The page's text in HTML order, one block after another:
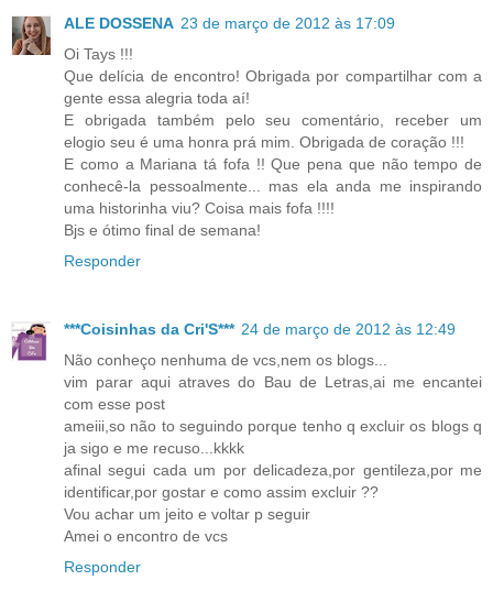
ALE DOSSENA 23 de março de 2012 às 17:09
Oi Tays !!!
Que delícia de encontro! Obrigada por compartilhar com a
gente essa alegria toda aí!
E obrigada também pelo seu comentário, receber um
elogio seu é uma honra prá mim. Obrigada de coração !!!
E como a Mariana tá fofa !! Que pena que não tempo de
conhecê-la pessoalmente... mas ela anda me inspirando
uma historinha viu? Coisa mais fofa !!!!
Bjs e ótimo final de semana!
Responder
***Coisinhas da Cri'S*** 24 de março de 2012 às 12:49
Não conheço nenhuma de vcs,nem os blogs...
vim parar aqui atraves do Bau de Letras,ai me encantei
com esse post
ameiii,so não to seguindo porque tenho q excluir os blogs q
ja sigo e me recuso...kkkk
afinal segui cada um por delicadeza,por gentileza,por me
identificar,por gostar e como assim excluir ??
Vou achar um jeito e voltar p seguir
Amei o encontro de vcs
Responder